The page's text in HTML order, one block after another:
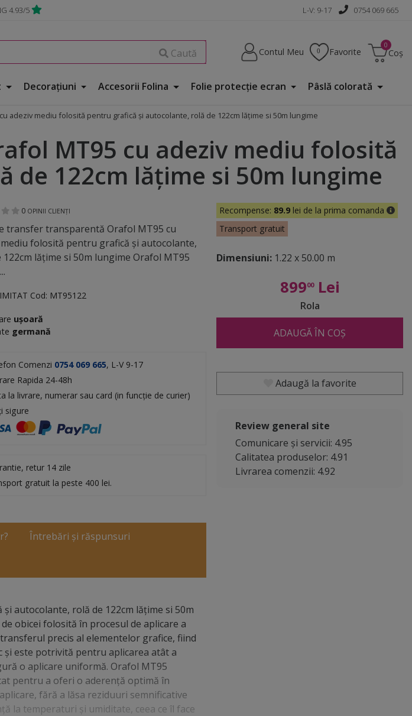
4.93/5 L-V: 9-17 0754 069 665
Caută Contul Meu Favorite Coș
Decorațiuni Accesorii Folina Folie protecţie ecran Pâslă colorată
adeziv mediu folosită pentru grafică și autocolante, rolă de 122cm lățime si 50m lungime
MT95 cu adeziv mediu folosită
122cm lățime si 50m lungime
0 OPINII CLIENȚI
transfer transparentă Orafol MT95 cu
mediu folosită pentru grafică și autocolante,
122cm lățime si 50m lungime Orafol MT95
Cod: MT95122
ușoară
germană
Comenzi 0754 069 665, L-V 9-17
Rapida 24-48h
la livrare, numerar sau card (in funcție de curier)
sigure
retur 14 zile
gratuit la peste 400 lei.
Întrebări și răspunsuri
autocolante, rolă de 122cm lățime si 50m
obicei folosită în procesul de aplicare a
precis al elementelor grafice, fiind
și este potrivită pentru aplicarea atât a
o aplicare uniformă. Orafol MT95
pentru a oferi o aderență optimă în
fără a lăsa reziduuri semnificative
la temperaturi și umiditate, ceea ce îl face
Recompense: 89.9 lei de la prima comanda
Transport gratuit
Dimensiuni: 1.22 x 50.00 m
89900Lei
Rola
ADAUGĂ ÎN COȘ
Adaugă la favorite
Review general site
Comunicare și servicii: 4.95
Calitatea produselor: 4.91
Livrarea comenzii: 4.92